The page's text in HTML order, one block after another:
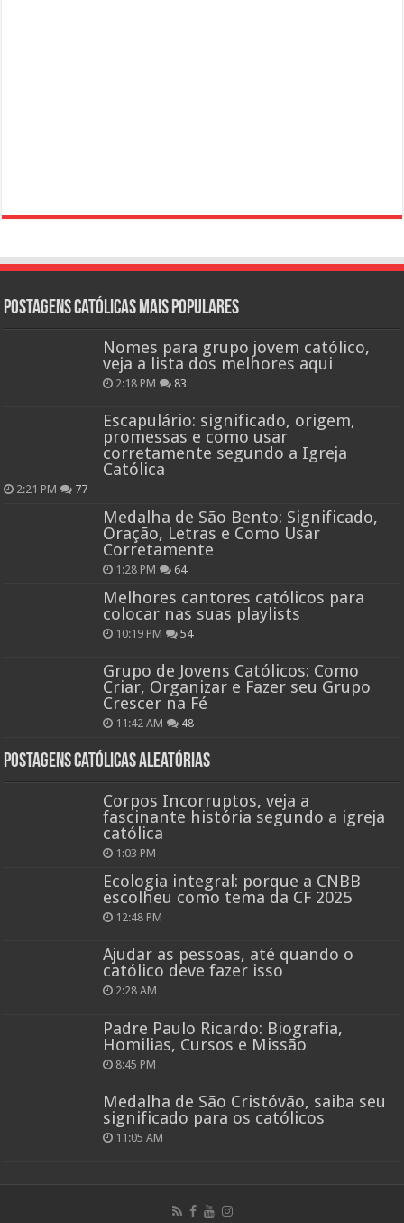
Postagens católicas mais Populares
Nomes para grupo jovem católico,
veja a lista dos melhores aqui
2:18 PM 83
Escapulário: significado, origem,
promessas e como usar
corretamente segundo a Igreja
Católica
2:21 PM 77
Medalha de São Bento: Significado,
Oração, Letras e Como Usar
Corretamente
1:28 PM 64
Melhores cantores católicos para
colocar nas suas playlists
10:19 PM 54
Grupo de Jovens Católicos: Como
Criar, Organizar e Fazer seu Grupo
Crescer na Fé
11:42 AM 48
Postagens católicas aleatórias
Corpos Incorruptos, veja a
fascinante história segundo a igreja
católica
1:03 PM
Ecologia integral: porque a CNBB
escolheu como tema da CF 2025
12:48 PM
Ajudar as pessoas, até quando o
católico deve fazer isso
2:28 AM
Padre Paulo Ricardo: Biografia,
Homilias, Cursos e Missão
8:45 PM
Medalha de São Cristóvão, saiba seu
significado para os católicos
11:05 AM